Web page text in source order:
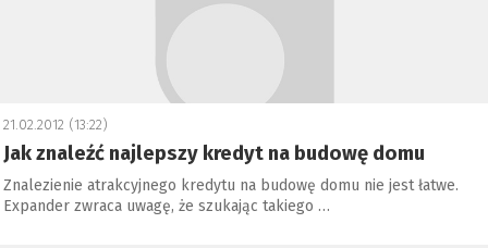
21.02.2012 (13:22)
Jak znaleźć najlepszy kredyt na budowę domu
Znalezienie atrakcyjnego kredytu na budowę domu nie jest łatwe.
Expander zwraca uwagę, że szukając takiego …